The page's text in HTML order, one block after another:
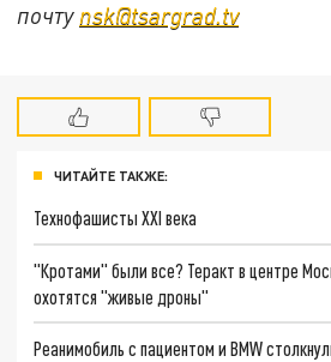
почту nsk@tsargrad.tv
ЧИТАЙТЕ ТАКЖЕ:
Технофашисты XXI века
"Кротами" были все? Теракт в центре
охотятся "живые дроны"
Реанимобиль с пациентом и BMW